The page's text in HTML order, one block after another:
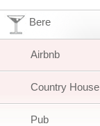
Bere
Airbnb
Country House
Pub